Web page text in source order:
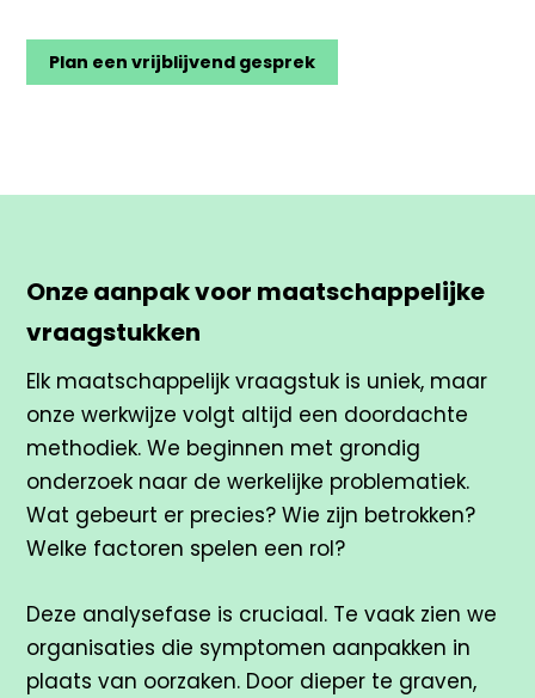
Plan een vrijblijvend gesprek
Onze aanpak voor maatschappelijke
vraagstukken
Elk maatschappelijk vraagstuk is uniek, maar
onze werkwijze volgt altijd een doordachte
methodiek. We beginnen met grondig
onderzoek naar de werkelijke problematiek.
Wat gebeurt er precies? Wie zijn betrokken?
Welke factoren spelen een rol?
Deze analysefase is cruciaal. Te vaak zien we
organisaties die symptomen aanpakken in
plaats van oorzaken. Door dieper te graven,